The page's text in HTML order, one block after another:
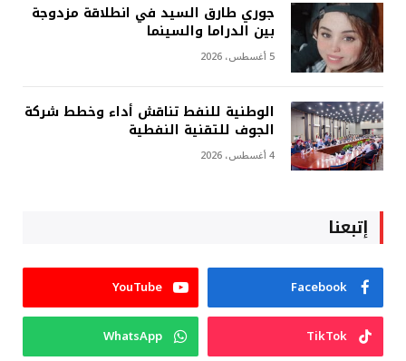
جوري طارق السيد في انطلاقة مزدوجة
بين الدراما والسينما
5 أغسطس، 2026
الوطنية للنفط تناقش أداء وخطط شركة
الجوف للتقنية النفطية
4 أغسطس، 2026
إتبعنا
Facebook
YouTube
TikTok
WhatsApp